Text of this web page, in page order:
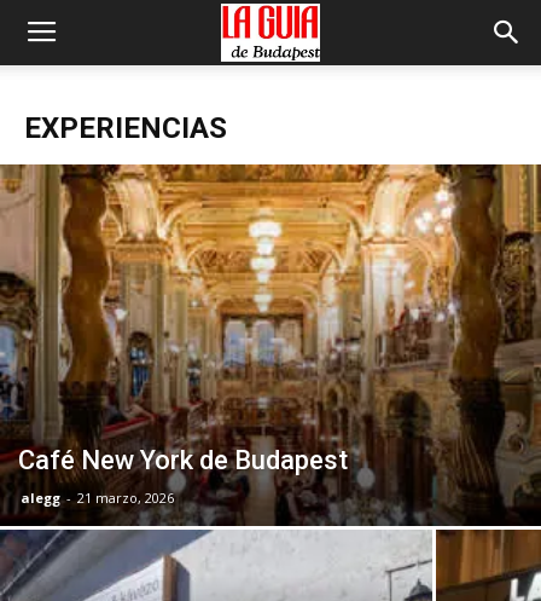
EXPERIENCIAS
Café New York de Budapest
alegg - 21 marzo, 2026